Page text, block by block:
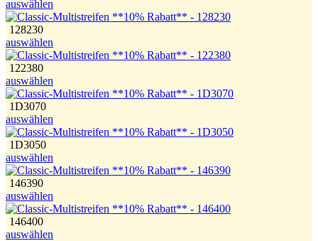
auswählen
128230
auswählen
122380
auswählen
1D3070
auswählen
1D3050
auswählen
146390
auswählen
146400
auswählen